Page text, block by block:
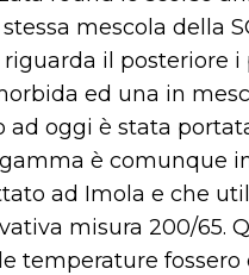
mescola della
il posteriore
ed una in
ad oggi è stata
è comunque
ad Imola e che
misura 200/65.
temperature